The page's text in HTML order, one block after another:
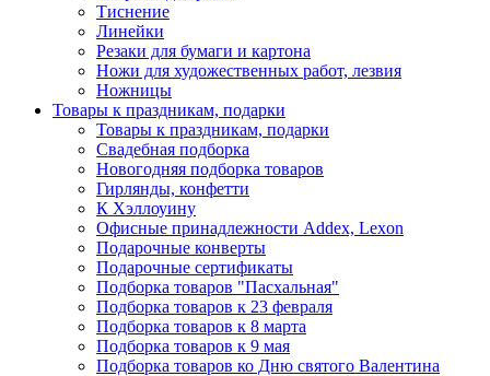
Тиснение
Линейки
Резаки для бумаги и картона
Ножи для художественных работ, лезвия
Ножницы
Товары к праздникам, подарки
Товары к праздникам, подарки
Свадебная подборка
Новогодняя подборка товаров
Гирлянды, конфетти
К Хэллоуину
Офисные принадлежности Addex, Lexon
Подарочные конверты
Подарочные сертификаты
Подборка товаров "Пасхальная"
Подборка товаров к 23 февраля
Подборка товаров к 8 марта
Подборка товаров к 9 мая
Подборка товаров ко Дню святого Валентина